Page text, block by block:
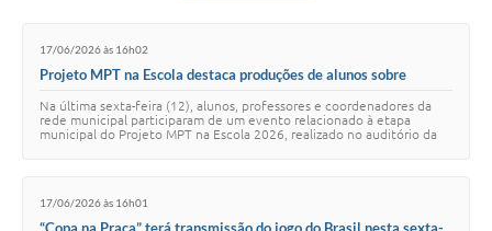
17/06/2026 às 16h02
Projeto MPT na Escola destaca produções de alunos sobre
Na última sexta-feira (12), alunos, professores e coordenadores da
rede municipal participaram de um evento relacionado à etapa
municipal do Projeto MPT na Escola 2026, realizado no auditório da
17/06/2026 às 16h01
“Copa na Praça” terá transmissão do jogo do Brasil nesta sexta-